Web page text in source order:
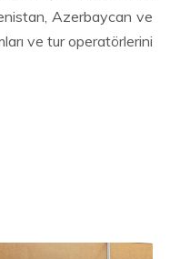
Azerbaycan ve
ve tur operatörlerini